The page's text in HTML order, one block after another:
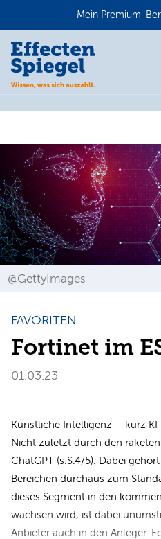
Mein Premium-
@GettyImages
FAVORITEN
Fortinet im
01.03.23
Künstliche Intelligenz – kurz
Nicht zuletzt durch den
ChatGPT (s.S.4/5). Dabei
Bereichen durchaus zum
dieses Segment in den
wachsen wird, ist dabei
Anbieter auch in den Anleger-
Anmelden